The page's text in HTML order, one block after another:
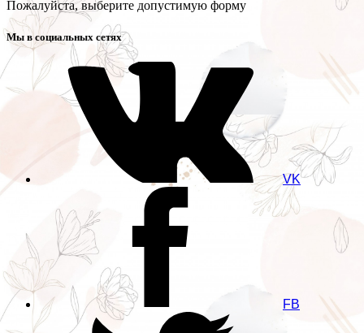
Пожалуйста, выберите допустимую форму
Мы в социальных сетях
VK
FB